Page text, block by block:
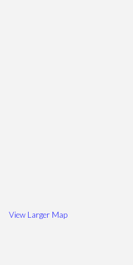
View Larger Map